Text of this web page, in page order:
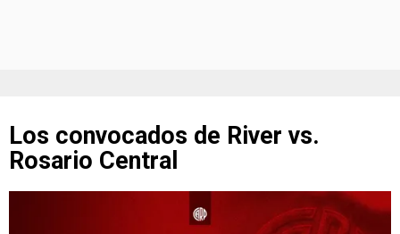
Los convocados de River vs.
Rosario Central